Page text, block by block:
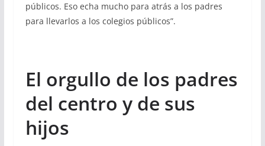
públicos. Eso echa mucho para atrás a los padres
para llevarlos a los colegios públicos”.
El orgullo de los padres
del centro y de sus
hijos